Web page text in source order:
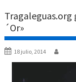
Tragaleguas.org
´Or»
18 julio, 2014